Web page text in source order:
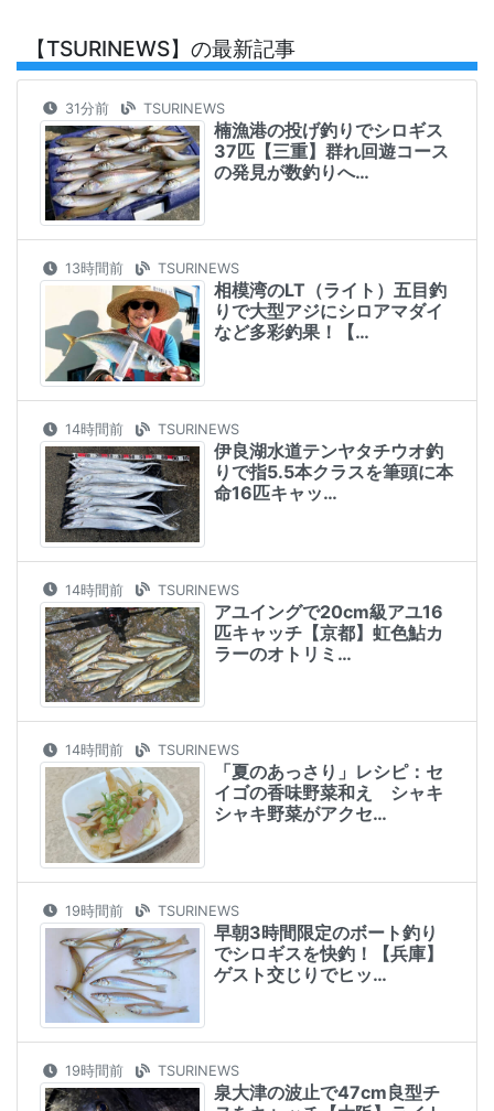
【TSURINEWS】の最新記事
31分前 TSURINEWS
楠漁港の投げ釣りでシロギス
37匹【三重】群れ回遊コース
の発見が数釣りへ…
13時間前 TSURINEWS
相模湾のLT（ライト）五目釣
りで大型アジにシロアマダイ
など多彩釣果！【…
14時間前 TSURINEWS
伊良湖水道テンヤタチウオ釣
りで指5.5本クラスを筆頭に本
命16匹キャッ…
14時間前 TSURINEWS
アユイングで20cm級アユ16
匹キャッチ【京都】虹色鮎カ
ラーのオトリミ…
14時間前 TSURINEWS
「夏のあっさり」レシピ：セ
イゴの香味野菜和え シャキ
シャキ野菜がアクセ…
19時間前 TSURINEWS
早朝3時間限定のボート釣り
でシロギスを快釣！【兵庫】
ゲスト交じりでヒッ…
19時間前 TSURINEWS
泉大津の波止で47cm良型チ